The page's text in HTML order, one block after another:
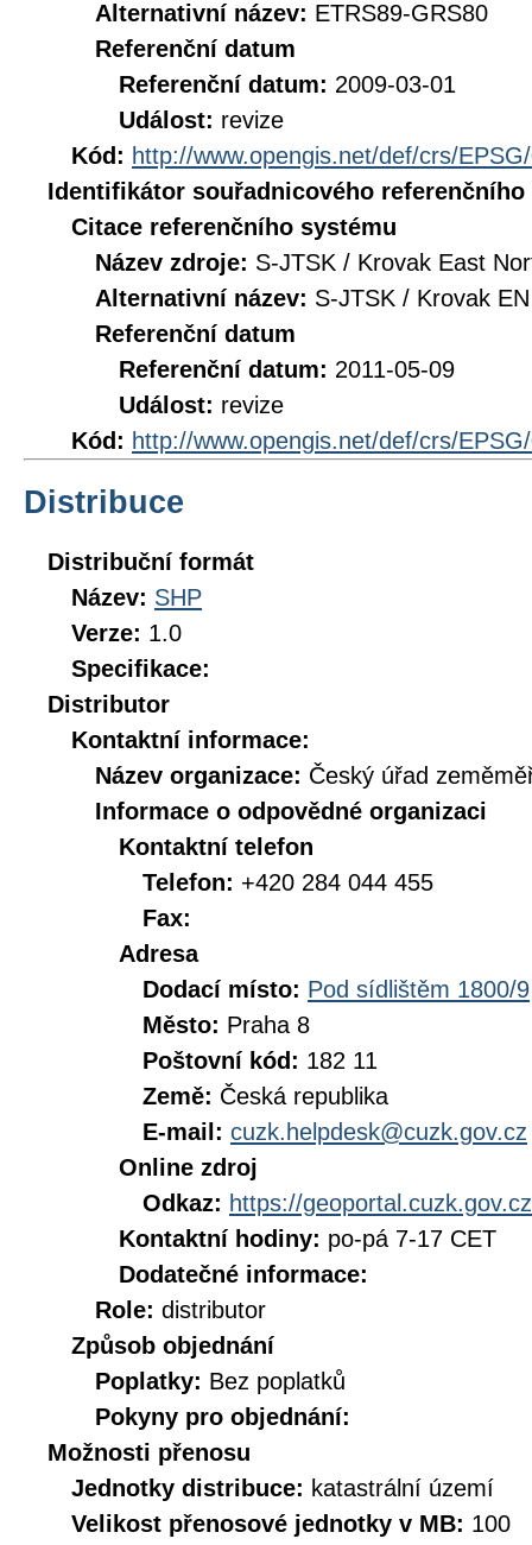
Alternativní název: ETRS89-GRS80
Referenční datum
Referenční datum: 2009-03-01
Událost: revize
Kód: http://www.opengis.net/def/crs/
Identifikátor souřadnicového referenčního
Citace referenčního systému
Název zdroje: S-JTSK / Krovak East
Alternativní název: S-JTSK / Krovak EN
Referenční datum
Referenční datum: 2011-05-09
Událost: revize
Kód: http://www.opengis.net/def/crs/
Distribuce
Distribuční formát
Název: SHP
Verze: 1.0
Specifikace:
Distributor
Kontaktní informace:
Název organizace: Český úřad
Informace o odpovědné organizaci
Kontaktní telefon
Telefon: +420 284 044 455
Fax:
Adresa
Dodací místo: Pod sídlištěm 1800/9
Město: Praha 8
Poštovní kód: 182 11
Země: Česká republika
E-mail: cuzk.helpdesk@cuzk.gov.cz
Online zdroj
Odkaz: https://geoportal.cuzk.gov.cz
Kontaktní hodiny: po-pá 7-17 CET
Dodatečné informace:
Role: distributor
Způsob objednání
Poplatky: Bez poplatků
Pokyny pro objednání:
Možnosti přenosu
Jednotky distribuce: katastrální území
Velikost přenosové jednotky v MB: 100